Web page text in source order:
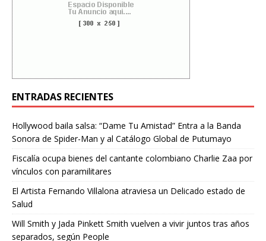
ENTRADAS RECIENTES
Hollywood baila salsa: “Dame Tu Amistad” Entra a la Banda
Sonora de Spider-Man y al Catálogo Global de Putumayo
Fiscalía ocupa bienes del cantante colombiano Charlie Zaa por
vínculos con paramilitares
El Artista Fernando Villalona atraviesa un Delicado estado de
Salud
Will Smith y Jada Pinkett Smith vuelven a vivir juntos tras años
separados, según People